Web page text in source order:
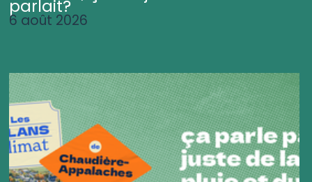
parlait?
6 août 2026